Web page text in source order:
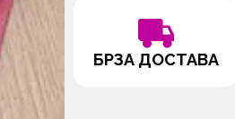
количина
БРЗА ДОСТАВА